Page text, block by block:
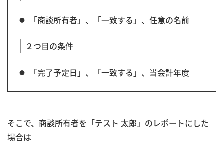
「商談所有者」、「一致する」、任意の名前
２つ目の条件
「完了予定日」、「一致する」、当会計年度
そこで、 商談所有者を「テスト 太郎」 のレポートにした
場合は